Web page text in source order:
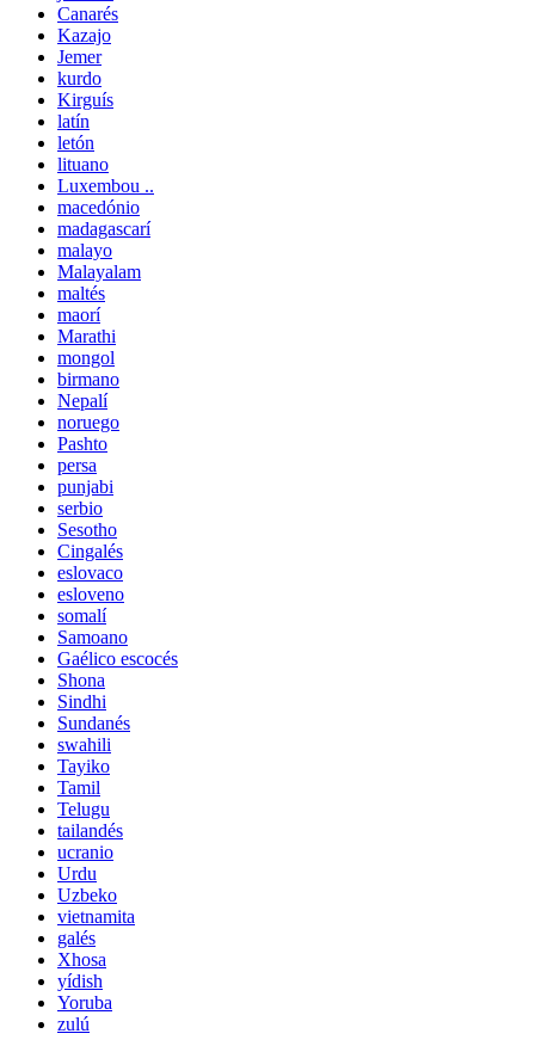
Canarés
Kazajo
Jemer
kurdo
Kirguís
latín
letón
lituano
Luxembou ..
macedónio
madagascarí
malayo
Malayalam
maltés
maorí
Marathi
mongol
birmano
Nepalí
noruego
Pashto
persa
punjabi
serbio
Sesotho
Cingalés
eslovaco
esloveno
somalí
Samoano
Gaélico escocés
Shona
Sindhi
Sundanés
swahili
Tayiko
Tamil
Telugu
tailandés
ucranio
Urdu
Uzbeko
vietnamita
galés
Xhosa
yídish
Yoruba
zulú